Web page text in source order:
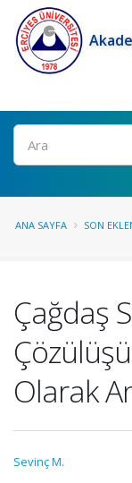
Ara
ANA SAYFA SON
Çağdaş
Olarak
Sevinç M.